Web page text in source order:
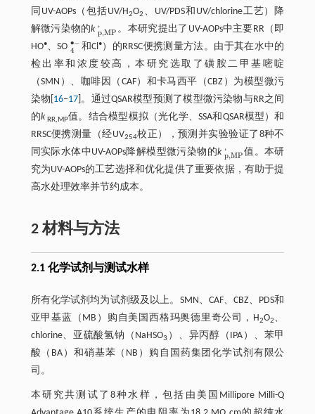
同UV-AOPs（包括UV/H2O2 、UV/PDS和UV/chlorine工艺）降
解微污染物的k 'p,MP
p ,MP'
。本研究提出了UV-AOPs中主要RR（即
HO•、SO ∙−
4
4 -和Cl•）的RRSC便携测量方法。由于其在水中的
检出率和浓度较高，本研究选取了磺胺二甲基嘧啶
（SMN）、咖啡因（CAF）和卡马西平（CBZ）为模型微污
染物[ 16‒17 ]。通过QSAR模型预测了模型微污染物与RR之间
的k RR,MP值。结合模型模拟（光化学、SSA和QSAR模型）和
RRSC便携测量（经UV254校正），预测并实验验证了8种不
同实际水体中UV-AOPs降解模型微污染物的k 'p,MP
p ,MP'
值。本研
究为UV-AOPs的工艺选择和优化提供了重要依据，有助于提
高水处理效率并节约成本。
2 材料与方法
2.1 化学试剂与测试水样
所有化学试剂均为试剂级及以上。SMN、CAF、CBZ、PDS和
亚甲基蓝（MB）购自美国西格玛奥德里奇公司，H2O2、
chlorine、亚硫酸氢钠（NaHSO3 ）、异丙醇（IPA）、苯甲
酸（BA）和硝基苯（NB）购自国药集团化学试剂有限公
司。
本研究共测试了8种水样，包括由美国Millipore Milli-Q